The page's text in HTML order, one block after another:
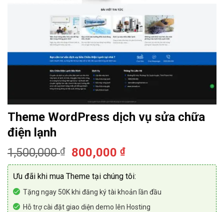
Theme WordPress dịch vụ sửa chữa
điện lạnh
1,500,000₫
Giá
gốc
là:
1,500,000 ₫.
800,000₫Giá
hiện
tại
là:
Ưu đãi khi mua Theme tại chúng tôi:
Tặng ngay 50K khi đăng ký tài khoản lần đầu
Hỗ trợ cài đặt giao diện demo lên Hosting